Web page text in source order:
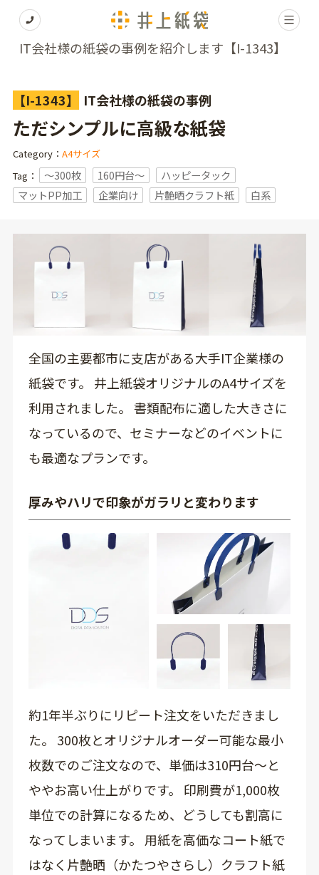
IT会社様の紙袋の事例を紹介します【I-1343】
【I-1343】 IT会社様の紙袋の事例
ただシンプルに高級な紙袋
Category： A4サイズ
Tag：
〜300枚 160円台〜
ハッピータック
マットPP加工
企業向け 片艶晒クラフト紙 白系
全国の主要都市に支店がある大手IT企業様の
紙袋です。 井上紙袋オリジナルのA4サイズを
利用されました。 書類配布に適した大きさに
なっているので、セミナーなどのイベントに
も最適なプランです。
厚みやハリで印象がガラリと変わります
約1年半ぶりにリピート注文をいただきまし
た。 300枚とオリジナルオーダー可能な最小
枚数でのご注文なので、単価は310円台～と
ややお高い仕上がりです。 印刷費が1,000枚
単位での計算になるため、どうしても割高に
なってしまいます。 用紙を高価なコート紙で
はなく片艶晒（かたつやさらし）クラフト紙